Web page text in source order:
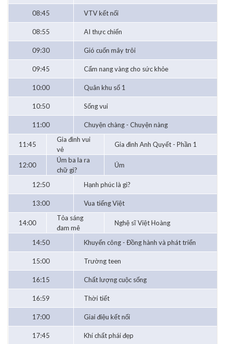
08:45 VTV kết nối
08:55 AI thực chiến
09:30 Gió cuốn mây trôi
09:45 Cẩm nang vàng cho sức khỏe
10:00 Quân khu số 1
10:50 Sống vui
11:00 Chuyện chàng - Chuyện nàng
11:45
Gia đình vui
vẻ
Gia đình Anh Quyết - Phần 1
12:00
Úm ba la ra
chữ gì?
Úm
12:50 Hạnh phúc là gì?
13:00 Vua tiếng Việt
14:00
Tỏa sáng
đam mê
Nghệ sĩ Việt Hoàng
14:50 Khuyến công - Đồng hành và phát triển
15:00 Trường teen
16:15 Chất lượng cuộc sống
16:59 Thời tiết
17:00 Giai điệu kết nối
17:45 Khí chất phái đẹp